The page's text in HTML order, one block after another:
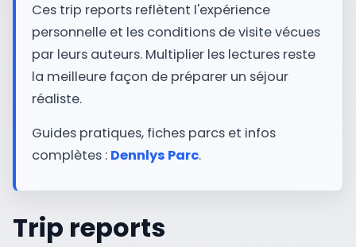
Ces trip reports reflètent l'expérience
personnelle et les conditions de visite vécues
par leurs auteurs. Multiplier les lectures reste
la meilleure façon de préparer un séjour
réaliste.
Guides pratiques, fiches parcs et infos
complètes : Dennlys Parc.
Trip reports